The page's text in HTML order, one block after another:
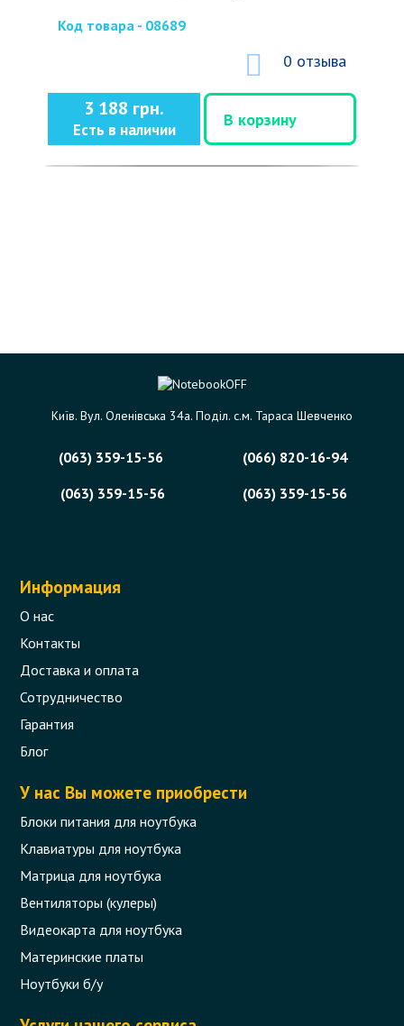
Код товара - 08689
0 отзыва
3 188 грн.
Есть в наличии
В корзину
Київ. Вул. Оленівська 34а. Поділ. с.м. Тараса Шевченко
(063) 359-15-56
(066) 820-16-94
(063) 359-15-56
(063) 359-15-56
Информация
О нас
Контакты
Доставка и оплата
Сотрудничество
Гарантия
Блог
У нас Вы можете приобрести
Блоки питания для ноутбука
Клавиатуры для ноутбука
Матрица для ноутбука
Вентиляторы (кулеры)
Видеокарта для ноутбука
Материнские платы
Ноутбуки б/у